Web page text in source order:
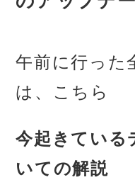
午前に行った
は、こちら
今起きている
いての解説